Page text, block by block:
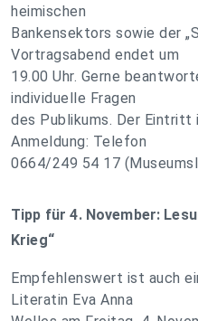
heimischen
Bankensektors sowie der
Vortragsabend endet um
19.00 Uhr. Gerne
individuelle Fragen
des Publikums. Der
Anmeldung: Telefon
0664/249 54 17
Tipp für 4. November:
Krieg“
Empfehlenswert ist auch
Literatin Eva Anna